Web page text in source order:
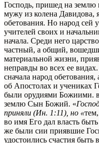
Господь, пришед на
мужу из колена Давидова,
обетования. Но народ сей
учителей своих и
начала. Среди него
частный, а общий,
материальной жизни,
неправды во всех ее
сначала народ
об Апостолах и учениках
были орудиями Божиими.
землю Сын Божий. «
приняли (Ин. 1:11), но «
во имя Его дал власть
же были сии приявшие
удостоились счастия